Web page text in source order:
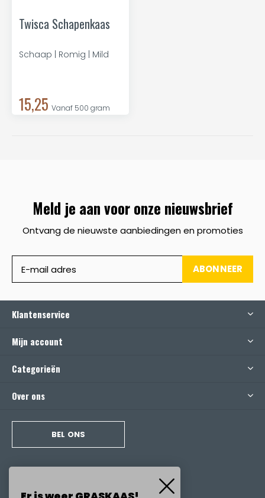
Twisca Schapenkaas
Schaap | Romig | Mild
15,25 Vanaf 500 gram
Meld je aan voor onze nieuwsbrief
Ontvang de nieuwste aanbiedingen en promoties
ABONNEER
Klantenservice
Mijn account
Categorieën
Over ons
BEL ONS